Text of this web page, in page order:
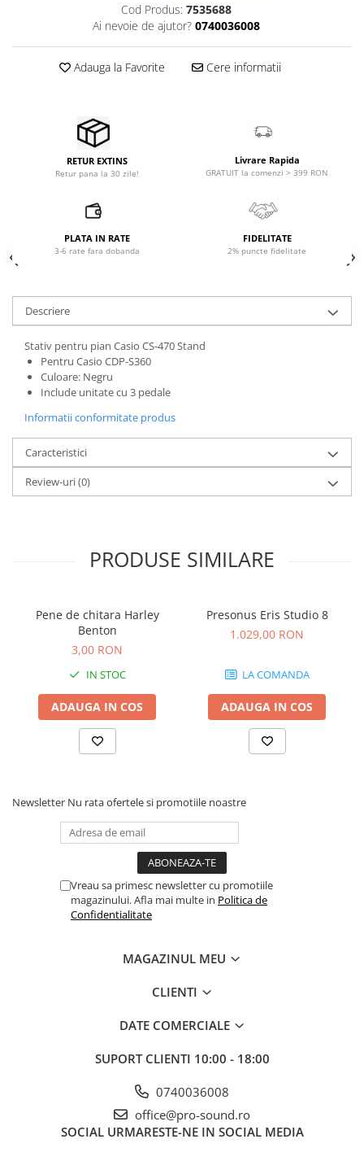
Microfoane lavaliera si headset
Microfoane podcast, USB, iOS /
Android
Microfoane pt Camere Video
Microfoane Ribbon
Microfoane stereo
Microfoane Suspendabile
Stative de microfon
Studio si inregistrari
Accesorii de microfoane
Accesorii echipamente de studio
Clape MIDI
Controllere MIDI - USB DAW
Controllere monitoare de studio
Convertoare AD/DA
Interfete MIDI si Cabluri Midi-USB
Microfoane de studio
Monitoare de studio
Pop filtre
Sintetizatoare
Standuri si stative de monitoare
Subwoofere de studio
Tratament acustic
Lumini si efecte
Accesorii pentru lumini
Comenzi si controllere
Ecrane LED
Masini de fum si ceata
Mixere DMX
Stative si schela lumini
Instrumente cu arcus
Instrumente de percutie
Cod Produs: 7535688
Ai nevoie de ajutor? 0740036008
Adauga la Favorite Cere informatii
RETUR EXTINS
Retur pana la 30 zile!
Livrare Rapida
GRATUIT la comenzi > 399 RON
PLATA IN RATE
3-6 rate fara dobanda
FIDELITATE
2% puncte fidelitate
Descriere
Stativ pentru pian Casio CS-470 Stand
Pentru Casio CDP-S360
Culoare: Negru
Include unitate cu 3 pedale
Informatii conformitate produs
Caracteristici
Review-uri(0)
PRODUSE SIMILARE
Pene de chitara Harley
Benton
3,00 RON
IN STOC
ADAUGA IN COS
Presonus Eris Studio 8
1.029,00 RON
LA COMANDA
ADAUGA IN COS
Newsletter Nu rata ofertele si promotiile noastre
Vreau sa primesc newsletter cu promotiile
magazinului. Afla mai multe in Politica de
Confidentialitate
MAGAZINUL MEU
CLIENTI
DATE COMERCIALE
SUPORT CLIENTI 10:00 - 18:00
0740036008
office@pro-sound.ro
SOCIAL URMARESTE-NE IN SOCIAL MEDIA